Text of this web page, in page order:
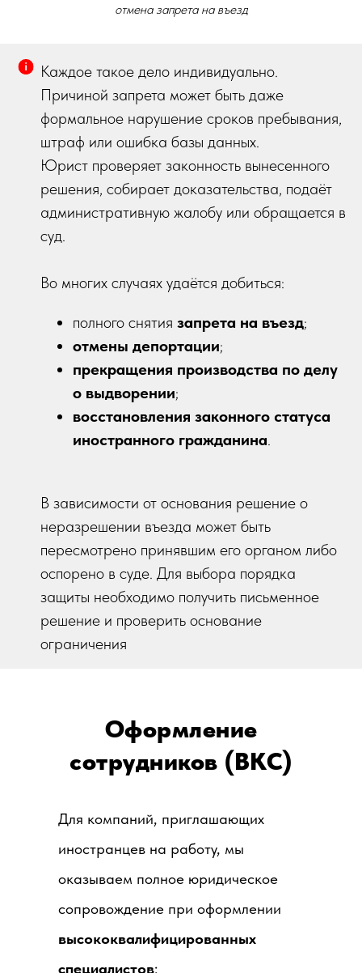
отмена запрета на въезд
Каждое такое дело индивидуально.
Причиной запрета может быть даже
формальное нарушение сроков пребывания,
штраф или ошибка базы данных.
Юрист проверяет законность вынесенного
решения, собирает доказательства, подаёт
административную жалобу или обращается в
суд.
Во многих случаях удаётся добиться:
полного снятия запрета на въезд;
отмены депортации;
прекращения производства по делу
о выдворении;
восстановления законного статуса
иностранного гражданина.
В зависимости от основания решение о
неразрешении въезда может быть
пересмотрено принявшим его органом либо
оспорено в суде. Для выбора порядка
защиты необходимо получить письменное
решение и проверить основание
ограничения
Оформление
сотрудников (ВКС)
Для компаний, приглашающих
иностранцев на работу, мы
оказываем полное юридическое
сопровождение при оформлении
высококвалифицированных
специалистов: